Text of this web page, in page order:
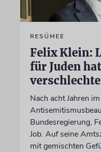
RESÜMEE
Felix Klein:
für Juden
Nach acht Jahren
Bundesregierung,
Job. Auf seine
mit gemischten